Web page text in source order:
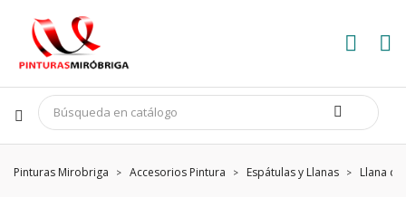
Pinturas Mirobriga Accesorios Pintura Espátulas y Llanas Llana